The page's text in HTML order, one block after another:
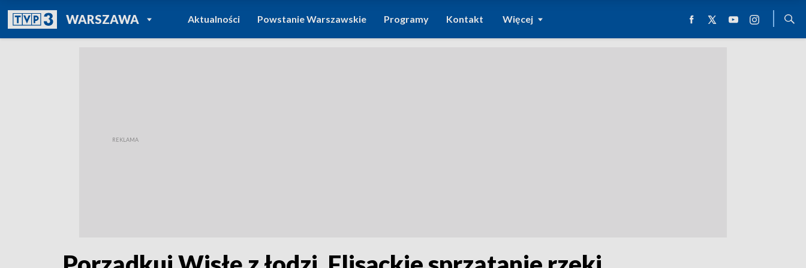
WARSZAWAPOWRÓT DO
TVP REGIONY
Aktualności Powstanie Warszawskie Programy Kontakt Więcej